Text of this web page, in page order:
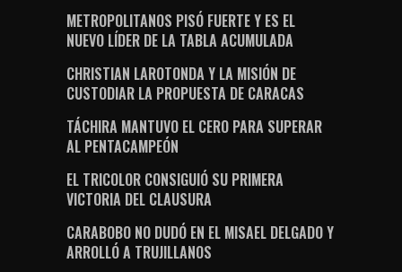
METROPOLITANOS PISÓ FUERTE Y ES EL
NUEVO LÍDER DE LA TABLA ACUMULADA
CHRISTIAN LAROTONDA Y LA MISIÓN DE
CUSTODIAR LA PROPUESTA DE CARACAS
TÁCHIRA MANTUVO EL CERO PARA SUPERAR
AL PENTACAMPEÓN
EL TRICOLOR CONSIGUIÓ SU PRIMERA
VICTORIA DEL CLAUSURA
CARABOBO NO DUDÓ EN EL MISAEL DELGADO Y
ARROLLÓ A TRUJILLANOS